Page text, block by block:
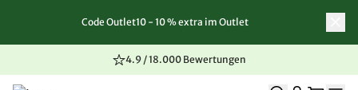
Zum Inhalt springen
Zur Navigation springen
Zum Seitenende springen
Code Outlet10 - 10 % extra im Outlet
4.9 / 18.000 Bewertungen